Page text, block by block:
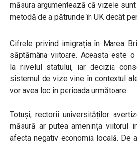
măsura argumentează că vizele
metodă de a pătrunde în UK decât
Cifrele privind imigrația în Marea
săptămâna viitoare. Aceasta este
la nivelul statului, iar decizia
sistemul de vize vine în contextul
vor avea loc în perioada următoare.
Totuși, rectorii universităților
măsură ar putea amenința viitorul
afecta negativ economia locală. De